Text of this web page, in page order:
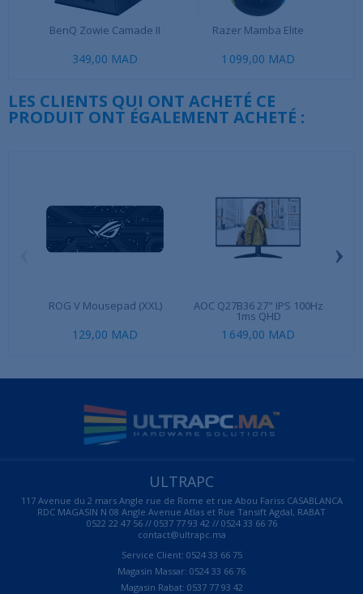
BenQ Zowie Camade II
349,00 MAD
Razer Mamba Elite
1 099,00 MAD
LES CLIENTS QUI ONT ACHETÉ CE
PRODUIT ONT ÉGALEMENT ACHETÉ :
ROG V Mousepad (XXL)
129,00 MAD
AOC Q27B36 27" IPS 100Hz
1ms QHD
1 649,00 MAD
›
ULTRAPC
117 Avenue du 2 mars Angle rue de Rome et rue Abou Fariss CASABLANCA
RDC MAGASIN N 08 Angle Avenue Atlas et Rue Tansift Agdal, RABAT
0522 22 47 56 // 0537 77 93 42 // 0524 33 66 76
contact@ultrapc.ma
Service Client: 0524 33 66 75
Magasin Massar: 0524 33 66 76
Magasin Rabat: 0537 77 93 42